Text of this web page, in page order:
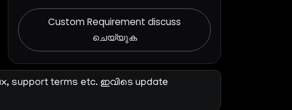
Custom Requirement discuss
ചെയ്യുക
terms etc. ഇവിടെ update